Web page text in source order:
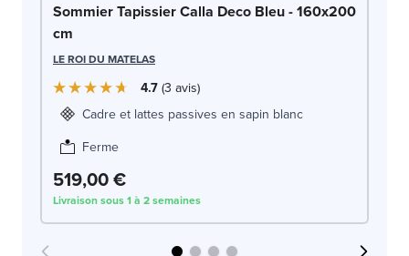
Sommier Tapissier Calla Deco Bleu - 160x200
cm
LE ROI DU MATELAS
4.7 3 avis
Cadre et lattes passives en sapin blanc
Ferme
519,00 €
Livraison sous 1 à 2 semaines